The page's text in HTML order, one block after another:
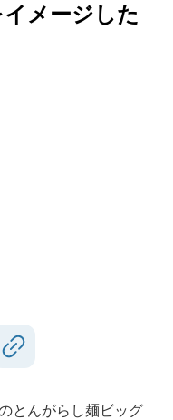
メージした
とんがらし麺ビッグ